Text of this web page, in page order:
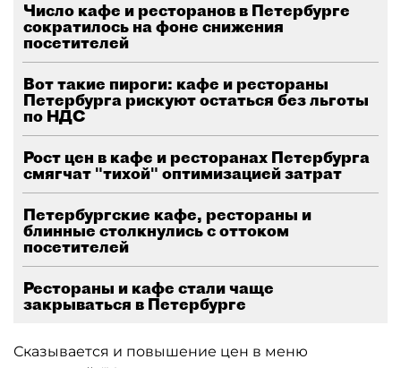
Число кафе и ресторанов в Петербурге
сократилось на фоне снижения
посетителей
Вот такие пироги: кафе и рестораны
Петербурга рискуют остаться без льготы
по НДС
Рост цен в кафе и ресторанах Петербурга
смягчат "тихой" оптимизацией затрат
Петербургские кафе, рестораны и
блинные столкнулись с оттоком
посетителей
Рестораны и кафе стали чаще
закрываться в Петербурге
Сказывается и повышение цен в меню